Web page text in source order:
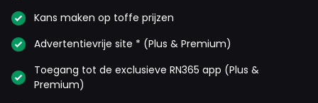
Kans maken op toffe prijzen
Advertentievrije site * (Plus & Premium)
Toegang tot de exclusieve RN365 app (Plus &
Premium)